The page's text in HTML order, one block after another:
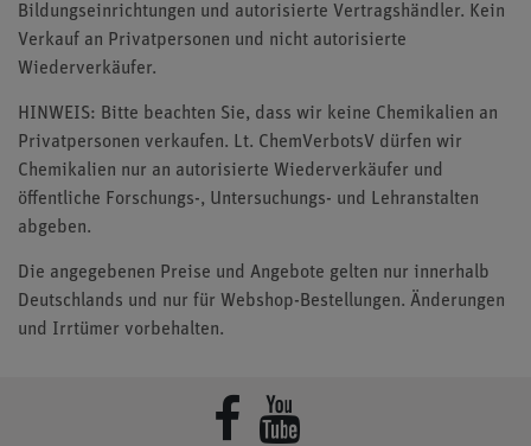
Bildungseinrichtungen und autorisierte Vertragshändler. Kein
Verkauf an Privatpersonen und nicht autorisierte
Wiederverkäufer.
HINWEIS: Bitte beachten Sie, dass wir keine Chemikalien an
Privatpersonen verkaufen. Lt. ChemVerbotsV dürfen wir
Chemikalien nur an autorisierte Wiederverkäufer und
öffentliche Forschungs-, Untersuchungs- und Lehranstalten
abgeben.
Die angegebenen Preise und Angebote gelten nur innerhalb
Deutschlands und nur für Webshop-Bestellungen. Änderungen
und Irrtümer vorbehalten.